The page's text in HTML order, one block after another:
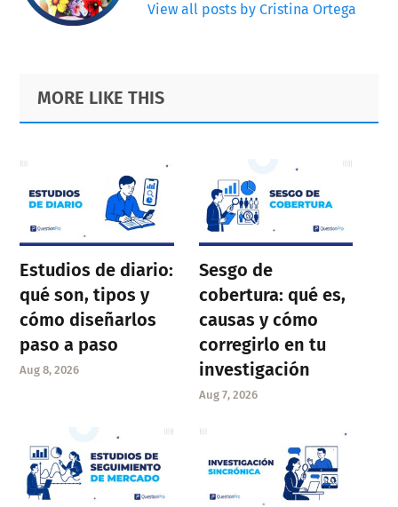
View all posts by Cristina Ortega
Primary
Sidebar
Footer
MORE LIKE THIS
Estudios de diario:
qué son, tipos y
cómo diseñarlos
paso a paso
Aug 8, 2026
Sesgo de
cobertura: qué es,
causas y cómo
corregirlo en tu
investigación
Aug 7, 2026